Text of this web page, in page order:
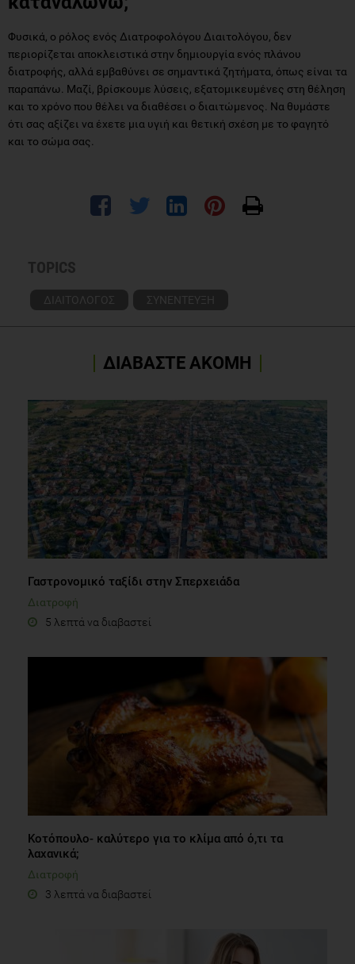
Φυσικά, ο ρόλος ενός Διατροφολόγου Διαιτολόγου, δεν
περιορίζεται αποκλειστικά στην δημιουργία ενός πλάνου
διατροφής, αλλά εμβαθύνει σε σημαντικά ζητήματα, όπως είναι τα
παραπάνω. Μαζί, βρίσκουμε λύσεις, εξατομικευμένες στη θέληση
και το χρόνο που θέλει να διαθέσει ο διαιτώμενος. Να θυμάστε
ότι σας αξίζει να έχετε μια υγιή και θετική σχέση με το φαγητό
και το σώμα σας.
TOPICS
ΔΙΑΙΤΟΛΟΓΟΣ ΣΥΝΕΝΤΕΥΞΗ
ΔΙΑΒΑΣΤΕ ΑΚΟΜΗ
Γαστρονομικό ταξίδι στην Σπερχειάδα
Διατροφή
5 λεπτά να διαβαστεί
Kοτόπουλο- καλύτερο για το κλίμα από ό,τι τα
λαχανικά;
Διατροφή
3 λεπτά να διαβαστεί